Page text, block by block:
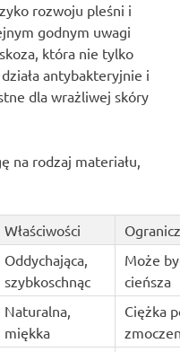
rozwoju pleśni i
godnym uwagi
która nie tylko
antybakteryjnie i
dla wrażliwej skóry
na rodzaj materiału,
Właściwości
Oddychająca,
szybkoschnąc
Może
cieńsza
Naturalna,
miękka
Ciężka